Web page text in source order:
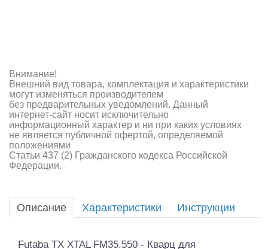
Аппаратура и электроника
Аккумуляторы и батарейки
Зарядные устройства и блоки питания
Двигатели
Инструмент,измерительные приборы,расходники
Внимание!
Внешний вид товара, комплектация и характеристики
могут изменяться производителем
без предварительных уведомлений. Данный
интернет-сайт носит исключительно
информационный характер и ни при каких условиях
не является публичной офертой, определяемой
положениями
Статьи 437 (2) Гражданского кодекса Российской
Федерации.
Описание Характеристики Инструкции
Futaba TX XTAL FM35.550 - Кварц для